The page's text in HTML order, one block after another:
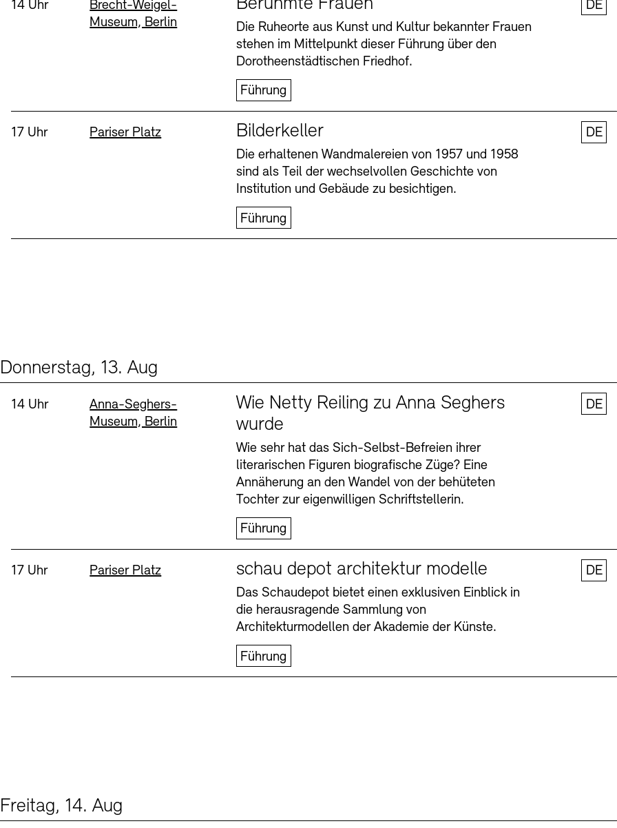
Buchläden
Öffnungszeiten Barrierefreiheit Newsletter
Vermittlungsprogramm
Öffnungszeiten Barrierefreiheit Newsletter
Uhrzeit:
14 Uhr Standort
Brecht-Weigel-
Museum, Berlin
Die Ruheorte aus Kunst und Kultur bekannter Frauen
stehen im Mittelpunkt dieser Führung über den
Dorotheenstädtischen Friedhof.
Führung
DE
Uhrzeit:
17 Uhr Standort
Pariser Platz Bilderkeller
Die erhaltenen Wandmalereien von 1957 und 1958
sind als Teil der wechselvollen Geschichte von
Institution und Gebäude zu besichtigen.
Führung
DE
Donnerstag, 13. Aug
Uhrzeit:
14 Uhr Standort
Anna-Seghers-
Museum, Berlin
Wie Netty Reiling zu Anna Seghers
wurde
Wie sehr hat das Sich-Selbst-Befreien ihrer
literarischen Figuren biografische Züge? Eine
Annäherung an den Wandel von der behüteten
Tochter zur eigenwilligen Schriftstellerin.
Führung
DE
Uhrzeit:
17 Uhr Standort
Pariser Platz schau depot architektur modelle
Das Schaudepot bietet einen exklusiven Einblick in
die herausragende Sammlung von
Architekturmodellen der Akademie der Künste.
Führung
DE
Freitag, 14. Aug